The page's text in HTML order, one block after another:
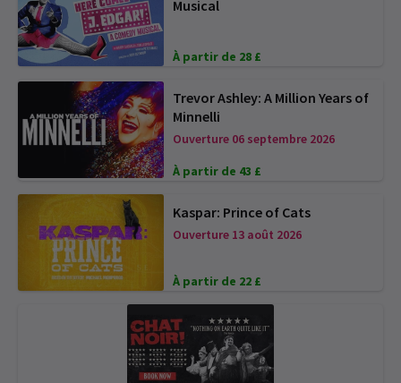
Musical
À partir de 28 £
Trevor Ashley: A Million Years of
Minnelli
Ouverture 06 septembre 2026
À partir de 43 £
Kaspar: Prince of Cats
Ouverture 13 août 2026
À partir de 22 £